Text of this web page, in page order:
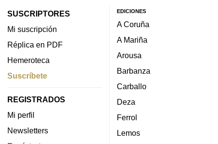
SUSCRIPTORES
Mi suscripción
Réplica en PDF
Hemeroteca
Suscríbete
REGISTRADOS
Mi perfil
Newsletters
EDICIONES
A Coruña
A Mariña
Arousa
Barbanza
Carballo
Deza
Ferrol
Lemos